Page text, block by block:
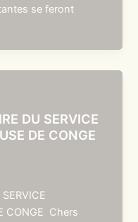
se feront
DU SERVICE
DE CONGE
CONGE Chers